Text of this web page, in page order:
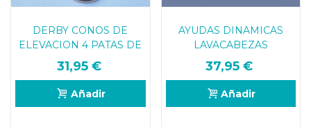
DERBY CONOS DE
ELEVACION 4 PATAS DE
ELEFANTE
31,95 €
Añadir
AYUDAS DINAMICAS
LAVACABEZAS
HINCHABLE
37,95 €
Añadir